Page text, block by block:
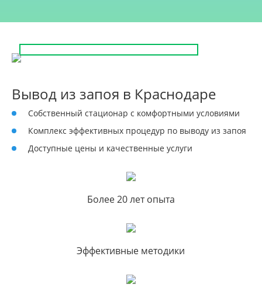
Вывод из запоя в Краснодаре
Собственный стационар с комфортными условиями
Комплекс эффективных процедур по выводу из запоя
Доступные цены и качественные услуги
Более 20 лет опыта
Эффективные методики